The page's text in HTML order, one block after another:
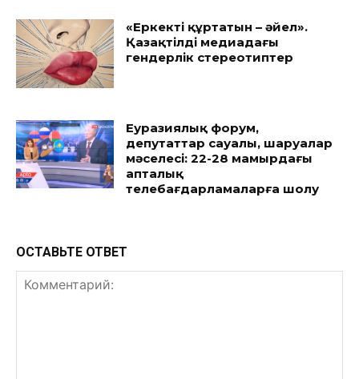
«Еркекті құртатын – әйел».
Қазақтілді медиадағы
гендерлік стереотиптер
Еуразиялық форум,
депутаттар сауалы, шаруалар
мәселесі: 22-28 мамырдағы
апталық
телебағдарламаларға шолу
ОСТАВЬТЕ ОТВЕТ